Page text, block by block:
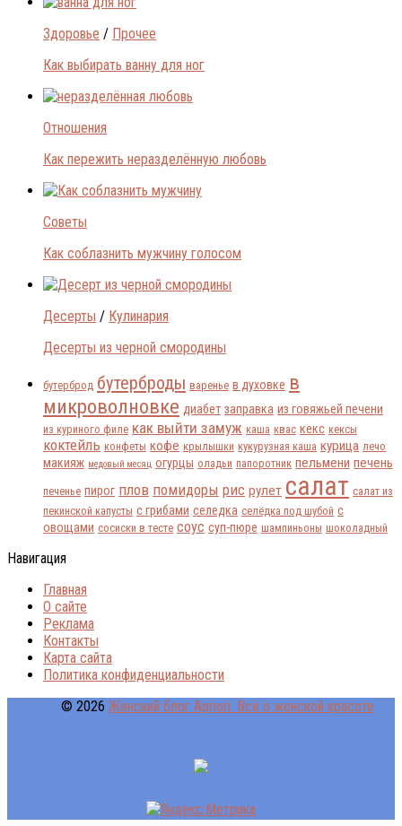
Здоровье / Прочее
Как выбирать ванну для ног
Отношения
Как пережить неразделённую любовь
Советы
Как соблазнить мужчину голосом
Десерты / Кулинария
Десерты из черной смородины
бутерброд бутерброды варенье в духовке в
микроволновке диабет заправка из говяжьей печени
из куриного филе как выйти замуж каша квас кекс кексы
коктейль конфеты кофе крылышки кукурузная каша курица лечо
макияж медовый месяц огурцы оладьи папоротник пельмени печень
печенье пирог плов помидоры рис рулет салат салат из
пекинской капусты с грибами селедка селёдка под шубой с
овощами сосиски в тесте соус суп-пюре шампиньоны шоколадный
Навигация
Главная
О сайте
Реклама
Контакты
Карта сайта
Политика конфиденциальности
© 2026 Женский блог Apriori. Всё о женской красоте